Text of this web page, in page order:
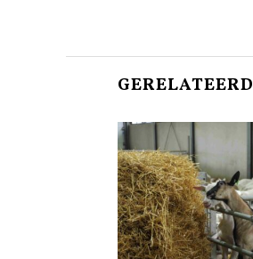
GERELATEERD